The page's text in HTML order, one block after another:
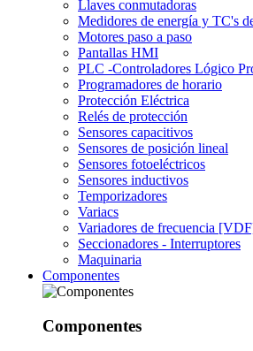
Llaves conmutadoras
Medidores de energía y TC's
Motores paso a paso
Pantallas HMI
PLC -Controladores Lógico
Programadores de horario
Protección Eléctrica
Relés de protección
Sensores capacitivos
Sensores de posición lineal
Sensores fotoeléctricos
Sensores inductivos
Temporizadores
Variacs
Variadores de frecuencia
Seccionadores - Interruptores
Maquinaria
Componentes
Componentes